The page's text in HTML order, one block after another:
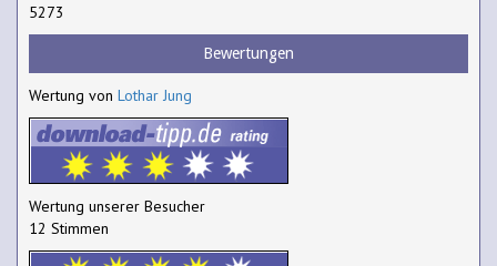
5273
Bewertungen
Wertung von Lothar Jung
Wertung unserer Besucher
12 Stimmen